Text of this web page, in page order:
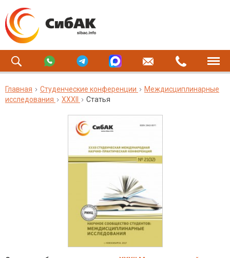
Главная Студенческие конференции
Междисциплинарные
исследования
XXXII Статья